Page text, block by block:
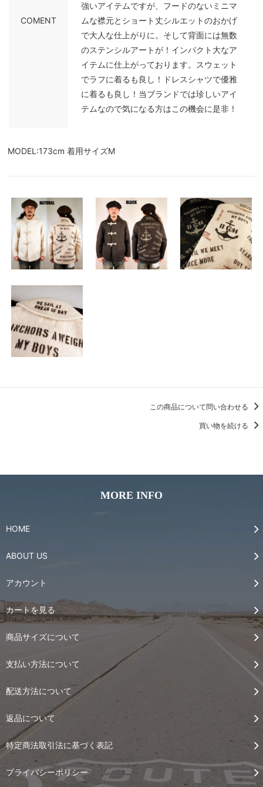
COMENT
強いアイテムですが、フードのないミニマ
ムな襟元とショート丈シルエットのおかげ
で大人な仕上がりに。そして背面には無数
のステンシルアートが！インパクト大なア
イテムに仕上がっております。スウェット
でラフに着るも良し！ドレスシャツで優雅
に着るも良し！当ブランドでは珍しいアイ
テムなので気になる方はこの機会に是非！
MODEL:173cm 着用サイズM
この商品について問い合わせる
買い物を続ける
MORE INFO
HOME
ABOUT US
アカウント
カートを見る
商品サイズについて
支払い方法について
配送方法について
返品について
特定商法取引法に基づく表記
プライバシーポリシー